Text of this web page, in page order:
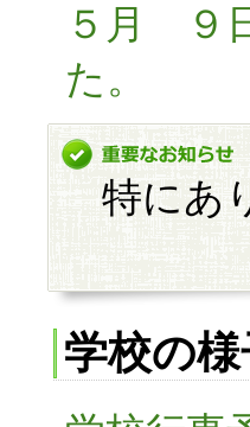
５月 ９
た。
特にあ
学校の